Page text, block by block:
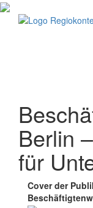
Berlin
für
Cover der